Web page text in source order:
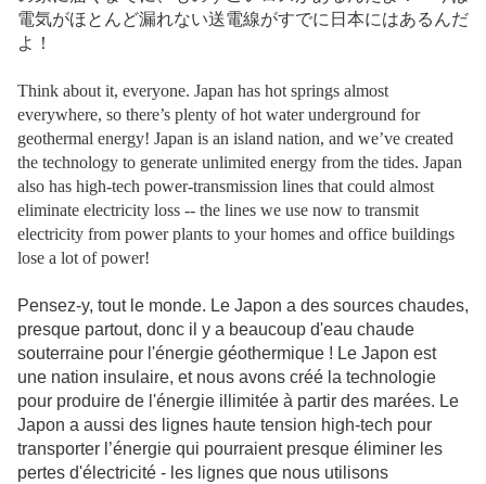
電気がほとんど漏れない送電線がすでに日本にはあるんだ
よ！
Think about it, everyone. Japan has hot springs almost
everywhere, so there’s plenty of hot water underground for
geothermal energy! Japan is an island nation, and we’ve created
the technology to generate unlimited energy from the tides. Japan
also has high-tech power-transmission lines that could almost
eliminate electricity loss -- the lines we use now to transmit
electricity from power plants to your homes and office buildings
lose a lot of power!
Pensez-y, tout le monde. Le Japon a des sources chaudes,
presque partout, donc il y a beaucoup d'eau chaude
souterraine pour l'énergie géothermique ! Le Japon est
une nation insulaire, et nous avons créé la technologie
pour produire de l'énergie illimitée à partir des marées. Le
Japon a aussi des lignes haute tension high-tech pour
transporter l’énergie qui pourraient presque éliminer les
pertes d'électricité - les lignes que nous utilisons